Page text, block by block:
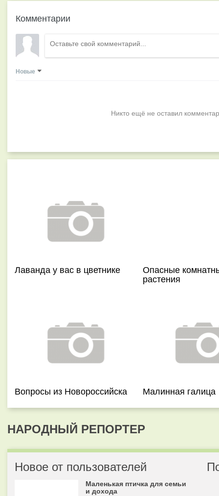
Комментарии
Новые
Никто ещё не оставил
Лаванда у вас в цветнике Опасные
растения
Вопросы из Новороссийска Малинная галица
НАРОДНЫЙ РЕПОРТЕР
Новое от пользователей
Маленькая птичка для семьи
и дохода